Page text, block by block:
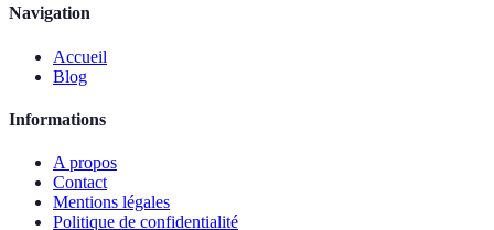
Navigation
Accueil
Blog
Informations
A propos
Contact
Mentions légales
Politique de confidentialité